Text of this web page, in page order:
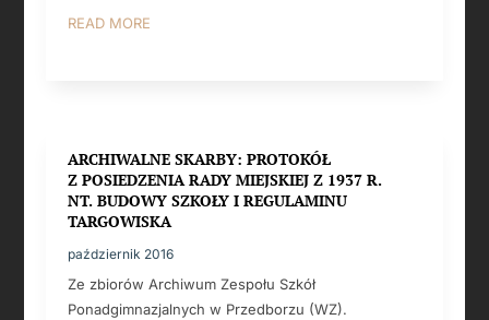
READ MORE
ARCHIWALNE SKARBY: PROTOKÓŁ
Z POSIEDZENIA RADY MIEJSKIEJ Z 1937 R.
NT. BUDOWY SZKOŁY I REGULAMINU
TARGOWISKA
październik 2016
Ze zbiorów Archiwum Zespołu Szkół
Ponadgimnazjalnych w Przedborzu (WZ).